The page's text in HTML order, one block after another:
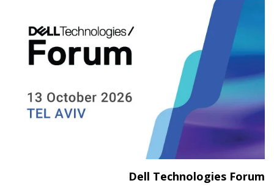
Dell Technologies Forum